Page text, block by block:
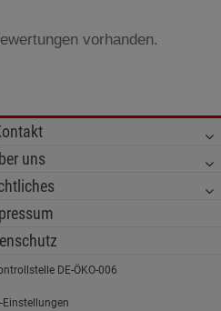
vorhanden.
uns
DE-ÖKO-006
Einstellungen